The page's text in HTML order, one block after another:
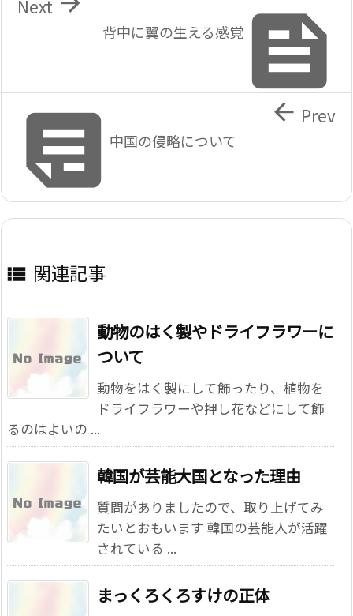

背中に翼の生える感覚
Next
中国の侵略について
 Prev
 関連記事
動物のはく製やドライフラワーに
ついて
動物をはく製にして飾ったり、植物を
ドライフラワーや押し花などにして飾
るのはよいの ...
韓国が芸能大国となった理由
質問がありましたので、取り上げてみ
たいとおもいます 韓国の芸能人が活躍
されている ...
まっくろくろすけの正体